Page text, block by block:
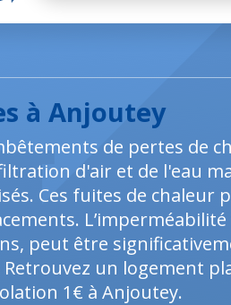
à Anjoutey
de pertes de
d'air et de l'eau
Ces fuites de chaleur
peut être
Retrouvez un logement
1€ à Anjoutey.